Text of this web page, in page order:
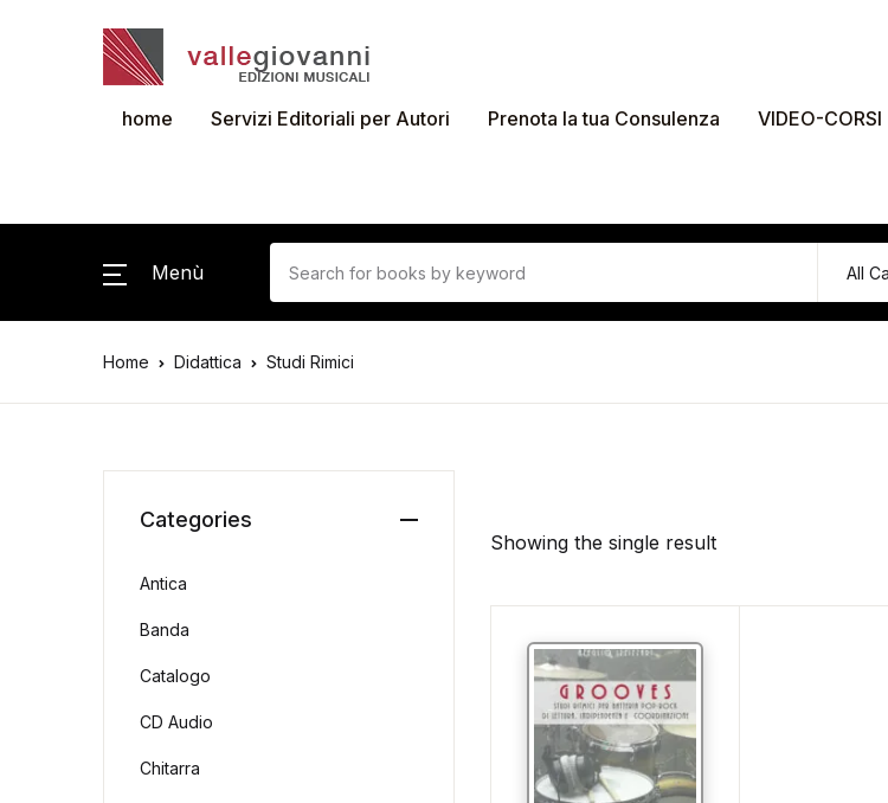
home Servizi Editoriali per Autori Prenota la tua Consulenza VIDEO-
Menù
Home Didattica Studi Rimici
Showing the single result
Categories
Antica
Banda
Catalogo
CD Audio
Chitarra